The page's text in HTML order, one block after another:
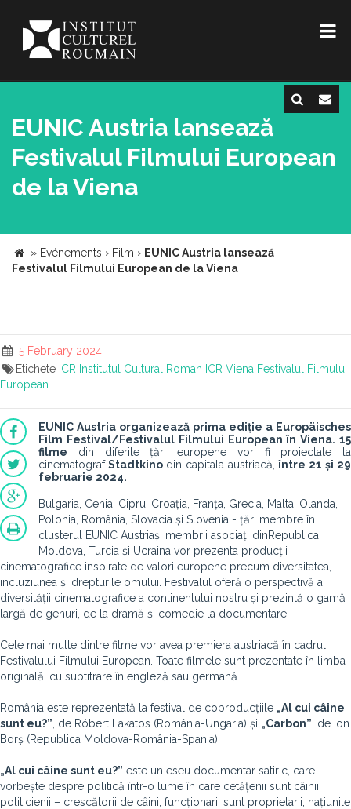
EUNIC Austria lansează
Festivalul Filmului European
de la Viena
» Evénements › Film › EUNIC Austria lansează
Festivalul Filmului European de la Viena
5 February 2024
Etichete ICR Institutul Cultural Roman ICR Viena Festivalul Filmului
European
EUNIC Austria organizează prima ediție a Europäisches
Film Festival/Festivalul Filmului European în Viena.15
filme din diferite țări europene vor fi proiectate la
cinematografStadtkino din capitala austriacă, între 21 și 29
februarie 2024.
Bulgaria, Cehia, Cipru, Croația, Franța, Grecia, Malta, Olanda,
Polonia, România, Slovacia și Slovenia - țări membre în
clusterul EUNIC Austriași membrii asociați dinRepublica
Moldova, Turcia și Ucraina vor prezenta producții
cinematografice inspirate de valori europene precum diversitatea,
incluziunea și drepturile omului. Festivalul oferă o perspectivă a
diversității cinematografice a continentului nostru și prezintă o gamă
largă de genuri, de la dramă și comedie la documentare.
Cele mai multe dintre filme vor avea premiera austriacă în cadrul
Festivalului Filmului European. Toate filmele sunt prezentate în limba
originală, cu subtitrare în engleză sau germană.
România este reprezentată la festival de coproducțiile „Al cui câine
sunt eu?” , de Róbert Lakatos (România-Ungaria) și „Carbon” , de Ion
Borș (Republica Moldova-România-Spania).
„Al cui câine sunt eu?” este un eseu documentar satiric, care
vorbește despre politică într-o lume în care cetățenii sunt câinii,
politicienii – crescătorii de câini, funcționarii sunt proprietarii, națiunile